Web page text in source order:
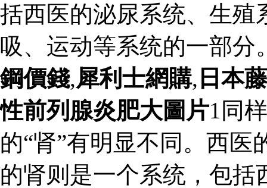
括西医的泌尿系统、生殖
吸、运动等系统的一部分
鋼價錢,犀利士網購, 日本
性前列腺炎肥大圖片1同
的“肾”有明显不同。西
的肾则是一个系统，包